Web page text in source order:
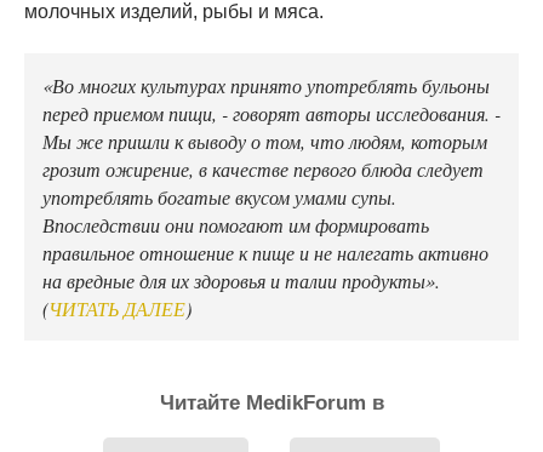
молочных изделий, рыбы и мяса.
«Во многих культурах принято употреблять бульоны
перед приемом пищи, - говорят авторы исследования. -
Мы же пришли к выводу о том, что людям, которым
грозит ожирение, в качестве первого блюда следует
употреблять богатые вкусом умами супы.
Впоследствии они помогают им формировать
правильное отношение к пище и не налегать активно
на вредные для их здоровья и талии продукты».
(ЧИТАТЬ ДАЛЕЕ)
Читайте MedikForum в